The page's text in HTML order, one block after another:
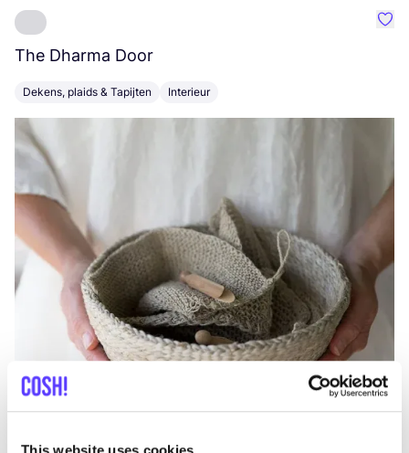
The Dharma Door
Dekens, plaids & Tapijten Interieur